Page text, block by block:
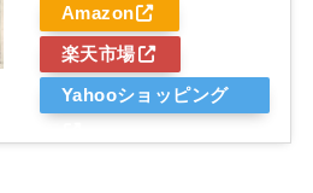
Amazon
楽天市場
Yahooショッピング